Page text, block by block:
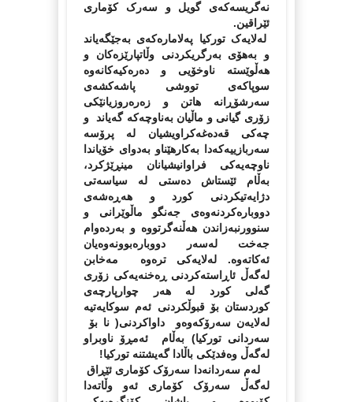
نه‌گریسه‌که‌ی گویل و سه‌رک کۆماری
ئێراقین.
له‌لایه‌ک تورکیا په‌لاماره‌که‌ی به‌جێگه‌یاند
و به‌هۆی به‌رگریکردنی وڵاتپارێزه‌کان و
هه‌ڵوێسته‌ ناوخۆیی و ده‌ره‌کیه‌کانه‌وه‌
سوپاکه‌ی تووشی پاشه‌کشه‌ی
سه‌رشۆڕانه‌ هاتن و زه‌ره‌روزیانێکی
زۆری گیانی و ماڵیان به‌ناوچه‌که‌ گه‌یاند و
چه‌کی قه‌ده‌غه‌کراویشیان له‌ پرۆسه‌
سه‌ربازییه‌که‌دا به‌کارهێناو به‌دوای خۆیاندا
ناوچه‌یه‌کی فراوانیشیانان مینڕێژکرد،
به‌ڵام ئێستاش ده‌ستی له سیاسه‌تی
‌دژایه‌تیکردنی کورد و هه‌ڕه‌شه‌ی
دووباره‌کردنه‌وه‌ی جه‌نگو ماڵوێرانی و
سنوورنبه‌زاندن هه‌ڵنه‌گرتووه و به‌رده‌وام
جه‌خت له‌سه‌ر دووباره‌بوونه‌وه‌یان
ئه‌کاته‌وه‌‌‌. له‌لایه‌کی تره‌وه‌ مه‌خابن
له‌گه‌ڵ ئاڕاسته‌کردنی ڕه‌خنه‌یه‌کی زۆری
گه‌لی کورد له‌ هه‌ر چوارپارچه‌ی
کوردستان بۆ قبوڵکردنی ئه‌م سوکایه‌تیه
له‌لایه‌ن سه‌رۆکه‌وه‌‌و داواکردنی( نا بۆ
سه‌ردانی تورکیا) به‌ڵام ئه‌مڕۆ ناوبراو
له‌گه‌ڵ وه‌فدێکی باڵادا گه‌یشتنه‌ تورکیا!
له‌م سه‌ردانه‌دا سه‌رۆک کۆماری ئێڕاق
له‌گه‌ڵ سه‌رۆک کۆماری ئه‌و وڵاته‌دا